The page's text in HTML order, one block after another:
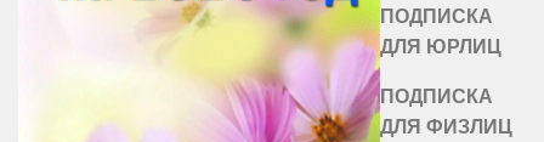
ПОДПИСКА
ДЛЯ ЮРЛИЦ
ПОДПИСКА
ДЛЯ ФИЗЛИЦ